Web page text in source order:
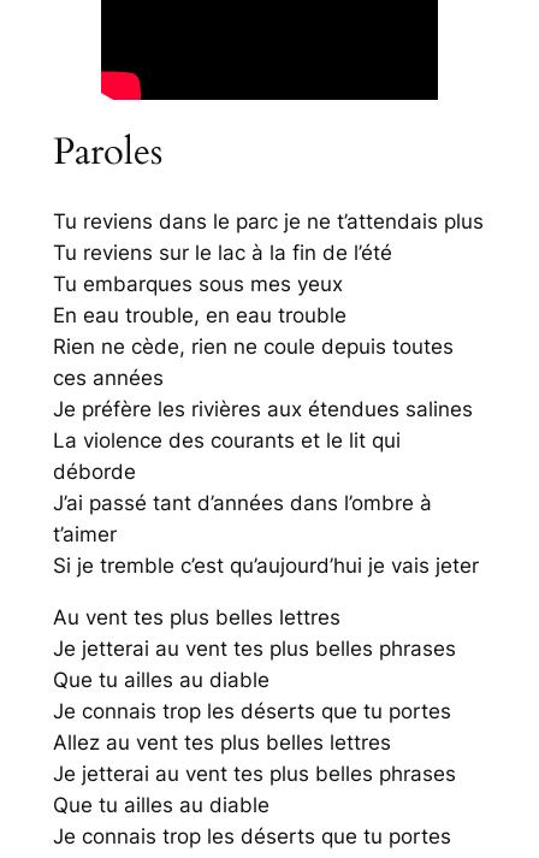
Paroles
Tu reviens dans le parc je ne t’attendais plus
Tu reviens sur le lac à la fin de l’été
Tu embarques sous mes yeux
En eau trouble, en eau trouble
Rien ne cède, rien ne coule depuis toutes
ces années
Je préfère les rivières aux étendues salines
La violence des courants et le lit qui
déborde
J’ai passé tant d’années dans l’ombre à
t’aimer
Si je tremble c’est qu’aujourd’hui je vais jeter
Au vent tes plus belles lettres
Je jetterai au vent tes plus belles phrases
Que tu ailles au diable
Je connais trop les déserts que tu portes
Allez au vent tes plus belles lettres
Je jetterai au vent tes plus belles phrases
Que tu ailles au diable
Je connais trop les déserts que tu portes